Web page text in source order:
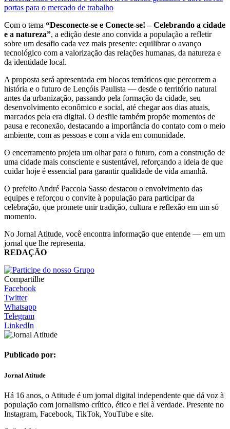
portas para o mercado de trabalho
Com o tema “Desconecte-se e Conecte-se! – Celebrando a cidade
e a natureza”, a edição deste ano convida a população a refletir
sobre um desafio cada vez mais presente: equilibrar o avanço
tecnológico com a valorização das relações humanas, da natureza e
da identidade local.
A proposta será apresentada em blocos temáticos que percorrem a
história e o futuro de Lençóis Paulista — desde o território natural
antes da urbanização, passando pela formação da cidade, seu
desenvolvimento econômico e social, até chegar aos dias atuais,
marcados pela era digital. O desfile também propõe momentos de
pausa e reconexão, destacando a importância do contato com o meio
ambiente, com as pessoas e com a vida em comunidade.
O encerramento projeta um olhar para o futuro, com a construção de
uma cidade mais consciente e sustentável, reforçando a ideia de que
cuidar hoje é essencial para garantir qualidade de vida amanhã.
O prefeito André Paccola Sasso destacou o envolvimento das
equipes e reforçou o convite à população para participar da
celebração, que promete unir tradição, cultura e reflexão em um só
momento.
No Jornal Atitude, você encontra informação que entende — em um
jornal que lhe representa.
REDAÇÃO
Compartilhe
Facebook
Twitter
Whatsapp
Telegram
LinkedIn
Publicado por:
Jornal Atitude
Há 16 anos, o Atitude é um jornal digital independente que dá voz à
população com jornalismo crítico, ético e fiel à verdade. Presente no
Instagram, Facebook, TikTok, YouTube e site.